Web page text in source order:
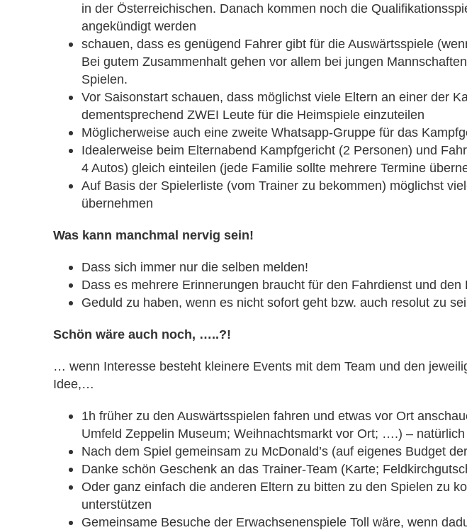
in der Österreichischen. Danach kommen noch die
angekündigt werden
schauen, dass es genügend Fahrer gibt für die Auswärtsspiele
Bei gutem Zusammenhalt gehen vor allem bei jungen
Spielen.
Vor Saisonstart schauen, dass möglichst viele Eltern an einer der
dementsprechend ZWEI Leute für die Heimspiele einzuteilen
Möglicherweise auch eine zweite Whatsapp-Gruppe für das
Idealerweise beim Elternabend Kampfgericht (2 Personen) und
4 Autos) gleich einteilen (jede Familie sollte mehrere Termine
Auf Basis der Spielerliste (vom Trainer zu bekommen) möglichst
übernehmen
Was kann manchmal nervig sein!
Dass sich immer nur die selben melden!
Dass es mehrere Erinnerungen braucht für den Fahrdienst und den
Geduld zu haben, wenn es nicht sofort geht bzw. auch resolut zu
Schön wäre auch noch, …..?!
… wenn Interesse besteht kleinere Events mit dem Team und den
Idee,…
1h früher zu den Auswärtsspielen fahren und etwas vor Ort
Umfeld Zeppelin Museum; Weihnachtsmarkt vor Ort; ….) –
Nach dem Spiel gemeinsam zu McDonald’s (auf eigenes Budget
Danke schön Geschenk an das Trainer-Team (Karte;
Oder ganz einfach die anderen Eltern zu bitten zu den Spielen zu
unterstützen
Gemeinsame Besuche der Erwachsenenspiele Toll wäre, wenn